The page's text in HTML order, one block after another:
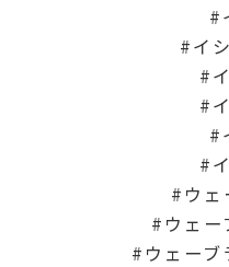
イ
ウェ
ウェー
ウェー